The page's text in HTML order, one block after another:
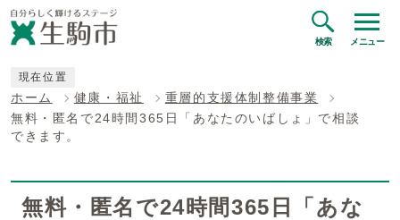
検索 メニュー
現在位置
ホーム 健康・福祉
重層的支援体制整備事業
無料・匿名で24時間365日「あなたのいばしょ」で相談
できます。
無料・匿名で24時間365日「あな